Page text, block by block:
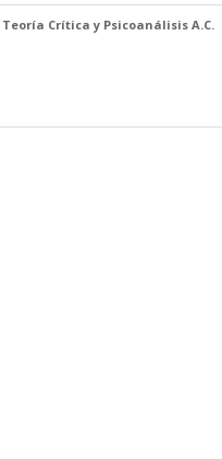
Teoría Crítica y Psicoanálisis A.C.